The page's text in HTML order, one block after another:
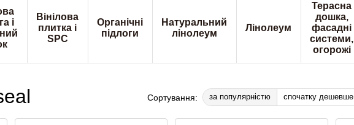
і
Вінілова
плитка і
SPC
Органічні
підлоги
Натуральний
лінолеум
Лінолеум
Терасна
дошка,
фасадні
системи,
огорожі
Сортування: за популярністю спочатку дешевше